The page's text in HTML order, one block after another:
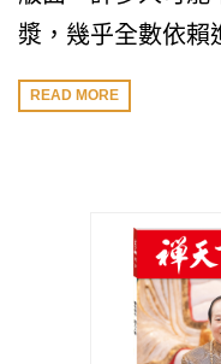
漿，幾乎全數依賴
READ MORE